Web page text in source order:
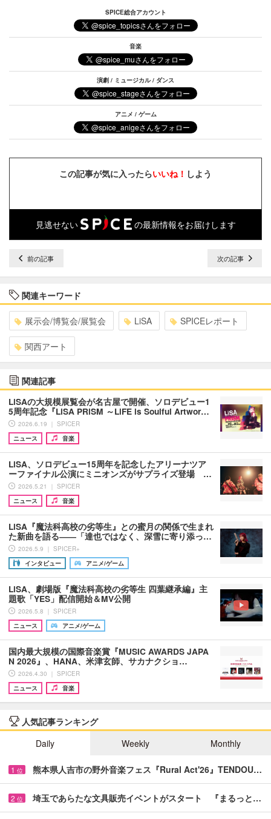
SPICE総合アカウント
音楽
演劇 / ミュージカル / ダンス
アニメ / ゲーム
この記事が気に入ったらいいね！ しよう
見逃せない の最新情報をお届けします
前の記事 次の記事
関連キーワード
展示会/博覧会/展覧会 LiSA SPICEレポート
関西アート
関連記事
LiSAの大規模展覧会が名古屋で開催、ソロデビュー1
5周年記念『LiSA PRiSM ～LiFE is Soulful Artwor…
2026.6.19 ｜ SPICER
ニュース
音楽
LiSA、ソロデビュー15周年を記念したアリーナツア
ーファイナル公演にミニオンズがサプライズ登場 …
2026.5.21 ｜ SPICER
ニュース
音楽
LiSA『魔法科高校の劣等生』との蜜月の関係で生まれ
た新曲を語る――「達也ではなく、深雪に寄り添っ…
2026.5.9 ｜ SPICER+
インタビュー
アニメ/ゲーム
LiSA、劇場版『魔法科高校の劣等生 四葉継承編』主
題歌「YES」配信開始＆MV公開
2026.5.8 ｜ SPICER
ニュース
アニメ/ゲーム
国内最大規模の国際音楽賞『MUSIC AWARDS JAPA
N 2026』、HANA、米津玄師、サカナクショ…
2026.4.30 ｜ SPICER
ニュース
音楽
人気記事ランキング
Daily
Weekly Monthly
1 位 熊本県人吉市の野外音楽フェス『Rural Act'26』TENDOU…
2 位 埼玉であらたな文具販売イベントがスタート 『まるっと…